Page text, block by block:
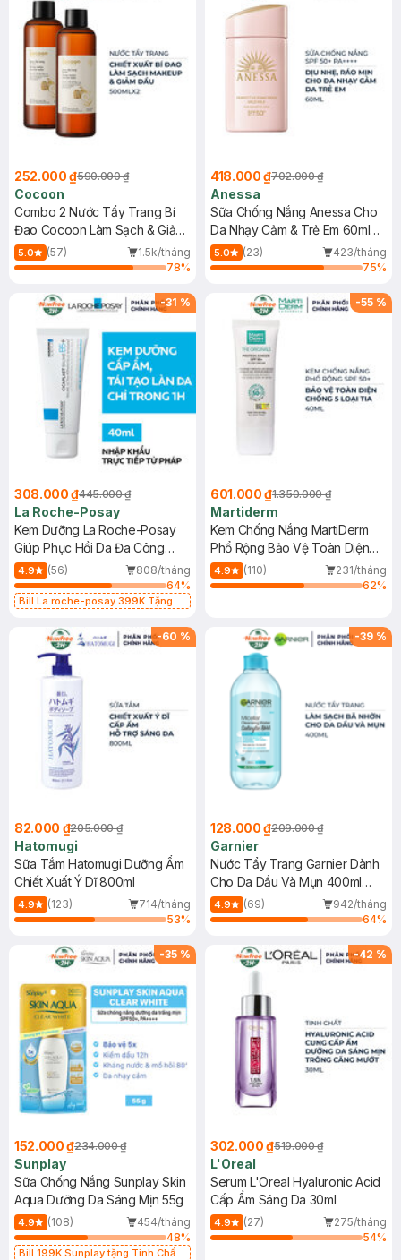
252.000 ₫590.000 ₫
Cocoon
Combo 2 Nước Tẩy Trang Bí
Đao Cocoon Làm Sạch & Giảm
Dầu 500ml
5.0 (57)
1.5k/tháng
78%
418.000 ₫702.000 ₫
Anessa
Sữa Chống Nắng Anessa Cho
Da Nhạy Cảm & Trẻ Em 60ml
(Mới)
5.0 (23)
423/tháng
75%
-31 %
308.000 ₫445.000 ₫
La Roche-Posay
Kem Dưỡng La Roche-Posay
Giúp Phục Hồi Da Đa Công
Dụng 40ml
4.9 (56)
808/tháng
64%
Bill La roche-posay 399K Tặng
(SL có hạn)
-55 %
601.000 ₫1.350.000 ₫
Martiderm
Kem Chống Nắng MartiDerm
Phổ Rộng Bảo Vệ Toàn Diện
40ml
4.9 (110)
231/tháng
62%
-60 %
82.000 ₫205.000 ₫
Hatomugi
Sữa Tắm Hatomugi Dưỡng Ẩm
Chiết Xuất Ý Dĩ 800ml
4.9 (123)
714/tháng
53%
-39 %
128.000 ₫209.000 ₫
Garnier
Nước Tẩy Trang Garnier Dành
Cho Da Dầu Và Mụn 400ml
(Mới)
4.9 (69)
942/tháng
64%
-35 %
152.000 ₫234.000 ₫
Sunplay
Sữa Chống Nắng Sunplay Skin
Aqua Dưỡng Da Sáng Mịn 55g
4.9 (108)
454/tháng
48%
Bill 199K Sunplay tặng Tinh Chất
-42 %
302.000 ₫519.000 ₫
L'Oreal
Serum L'Oreal Hyaluronic Acid
Cấp Ẩm Sáng Da 30ml
4.9 (27)
275/tháng
54%